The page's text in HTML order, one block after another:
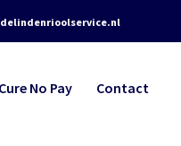
No Pay Contact